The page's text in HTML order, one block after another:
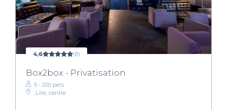
4,6 (8)
Box2box - Privatisation
5 - 200 pers.
Lille, centre